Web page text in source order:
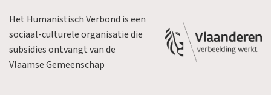
Het Humanistisch Verbond is een
sociaal-culturele organisatie die
subsidies ontvangt van de
Vlaamse Gemeenschap